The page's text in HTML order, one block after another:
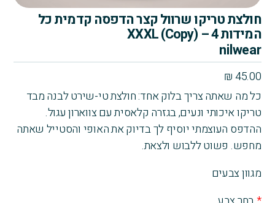
חולצת טריקו שרוול קצר הדפסה קדמית כל
המידות 4 – XXXL (Copy)
nilwear
₪45.00
כל מה שאתה צריך בלוק אחד: חולצת טי-שירט לבנה מבד
טריקו איכותי ונעים, בגזרה קלאסית עם צווארון עגול.
ההדפס העוצמתי יוסיף לך בדיוק את האופי והסטייל שאתה
מחפש. פשוט ללבוש ולצאת.
מגוון צבעים